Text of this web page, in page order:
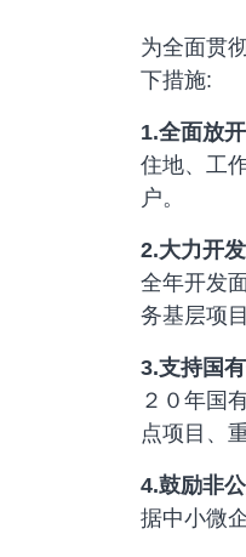
为全面贯
下措施:
1.全面放
住地、工
户。
2.大力开
全年开发
务基层项
3.支持国
２０年国
点项目、
4.鼓励非
据中小微